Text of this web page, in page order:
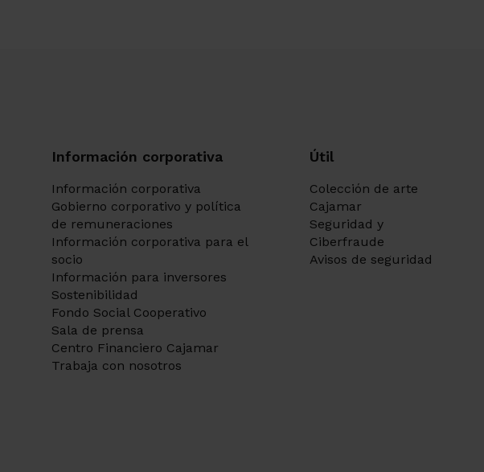
Información corporativa
Información corporativa
Gobierno corporativo y política
de remuneraciones
Información corporativa para el
socio
Información para inversores
Sostenibilidad
Fondo Social Cooperativo
Sala de prensa
Centro Financiero Cajamar
Trabaja con nosotros
Útil
Colección de arte
Cajamar
Seguridad y
Ciberfraude
Avisos de seguridad